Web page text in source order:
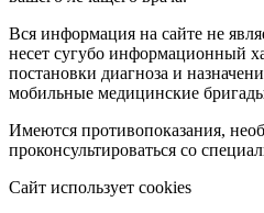
Вся информация на сайте не
несет сугубо информационный
постановки диагноза и
мобильные медицинские
Имеются противопоказания,
проконсультироваться со
Сайт использует cookies